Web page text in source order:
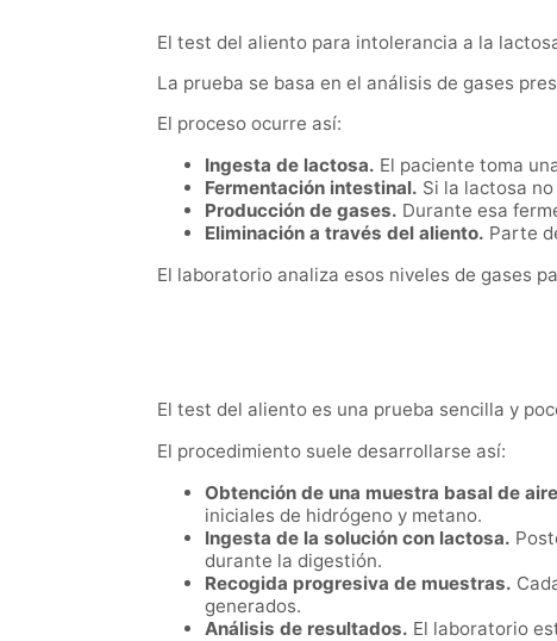
El test del aliento para intolerancia a la
La prueba se basa en el análisis de gases
El proceso ocurre así:
Ingesta de lactosa. El paciente toma
Fermentación intestinal. Si la lactosa
Producción de gases. Durante esa
Eliminación a través del aliento. Parte
El laboratorio analiza esos niveles de gases
El test del aliento es una prueba sencilla y
El procedimiento suele desarrollarse así:
Obtención de una muestra basal de
iniciales de hidrógeno y metano.
Ingesta de la solución con lactosa.
durante la digestión.
Recogida progresiva de muestras.
generados.
Análisis de resultados. El laboratorio